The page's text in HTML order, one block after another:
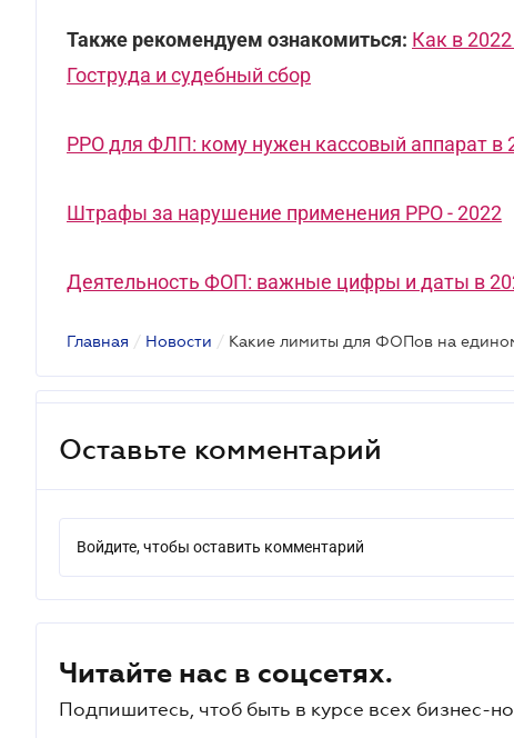
Также рекомендуем ознакомиться: Как в
Гоструда и судебный сбор
РРО для ФЛП: кому нужен кассовый аппарат в
Штрафы за нарушение применения РРО - 2022
Деятельность ФОП: важные цифры и даты в
Главная / Новости /
Оставьте комментарий
Войдите, чтобы оставить комментарий
Читайте нас в соцсетях.
Подпишитесь, чтоб быть в курсе всех бизнес-